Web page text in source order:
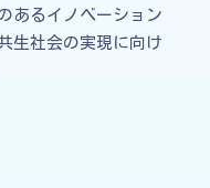
あるイノベーション
生社会の実現に向け